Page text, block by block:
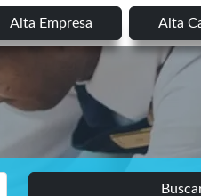
Alta Empresa Alta